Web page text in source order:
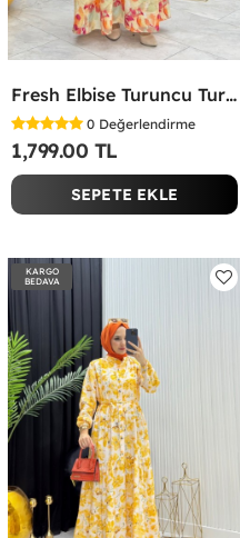
Fresh Elbise Turuncu Turuncu
0 Değerlendirme
1,799.00 TL
SEPETE EKLE
KARGO
BEDAVA